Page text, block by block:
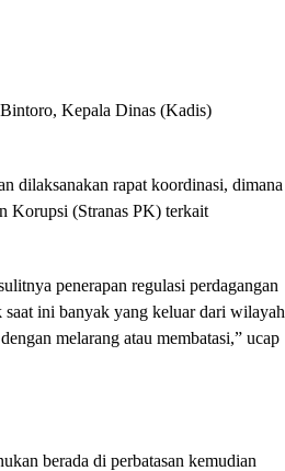
Kepala Dinas (Kadis)
dilaksanakan rapat koordinasi, dimana
Korupsi (Stranas PK) terkait
penerapan regulasi perdagangan
saat ini banyak yang keluar dari wilayah
melarang atau membatasi,” ucap
berada di perbatasan kemudian